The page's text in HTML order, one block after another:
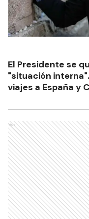
El Presidente se
"situación
viajes a España y
Ads